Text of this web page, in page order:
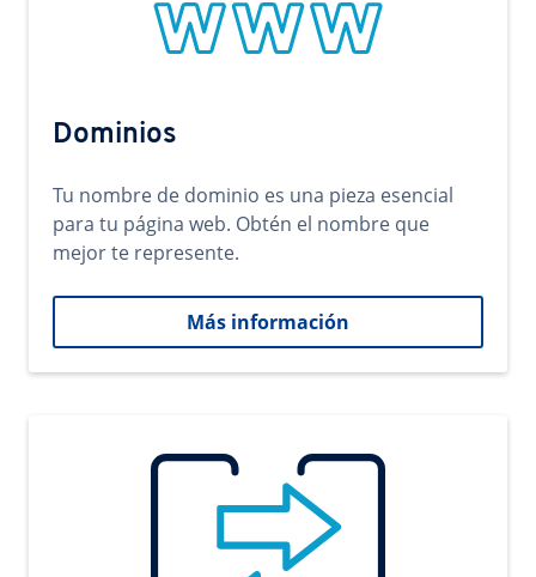
Dominios
Tu nombre de dominio es una pieza esencial
para tu página web. Obtén el nombre que
mejor te represente.
Más información